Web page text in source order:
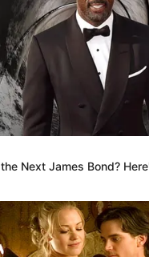
drink is the
day
Next James Bond?